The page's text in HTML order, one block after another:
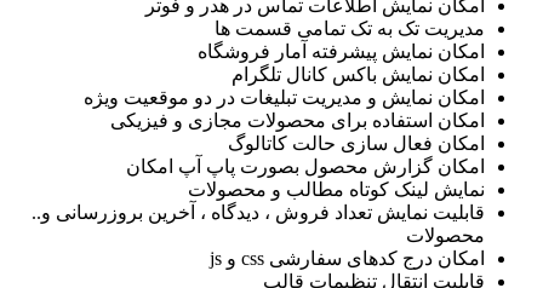
امکان نمایش اطلاعات تماس در هدر و فوتر
مدیریت تک به تک تمامی قسمت ها
امکان نمایش پیشرفته آمار فروشگاه
امکان نمایش باکس کانال تلگرام
امکان نمایش و مدیریت تبلیغات در دو موقعیت ویژه
امکان استفاده برای محصولات مجازی و فیزیکی
امکان فعال سازی حالت کاتالوگ
امکان گزارش محصول بصورت پاپ آپ امکان
نمایش لینک کوتاه مطالب و محصولات
قابلیت نمایش تعداد فروش ، دیدگاه ، آخرین بروزرسانی و..
محصولات
امکان درج کدهای سفارشی css و js
قابلیت انتقال تنظیمات قالب